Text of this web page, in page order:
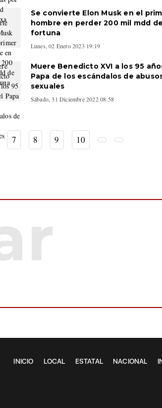
Se convierte Elon Musk en el
hombre en perder 200 mil mdd
fortuna
Lunes, 02 Enero 2023 19:19
Muere Benedicto XVI a los 95
Papa de los escándalos de
sexuales
Sábado, 31 Diciembre 2022 08:58
7 8 9
10
INICIO LOCAL ESTATAL NACIONAL